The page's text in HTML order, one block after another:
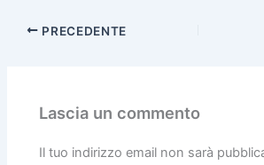
PRECEDENTE
Lascia un commento
Il tuo indirizzo email non sarà